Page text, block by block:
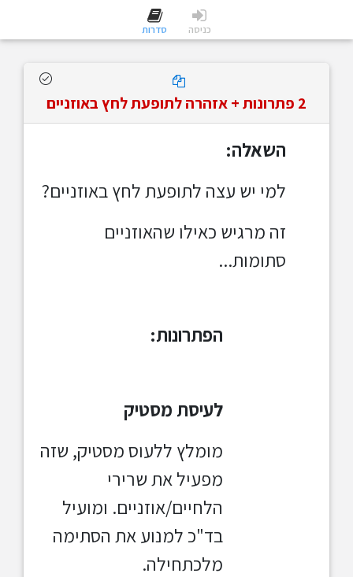
כניסה סדרות
2 פתרונות + אזהרה לתופעת לחץ באוזניים
השאלה:
למי יש עצה לתופעת לחץ באוזניים?
זה מרגיש כאילו שהאוזניים
סתומות...
הפתרונות:
לעיסת מסטיק
מומלץ ללעוס מסטיק, שזה
מפעיל את שרירי
הלחיים/אוזניים. ומועיל
בד"כ למנוע את הסתימה
מלכתחילה.